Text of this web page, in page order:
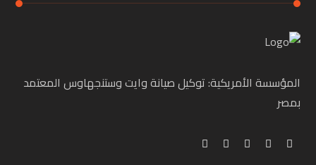
المؤسسة الأمريكية: توكيل صيانة وايت وستنجهاوس المعتمد
بمصر